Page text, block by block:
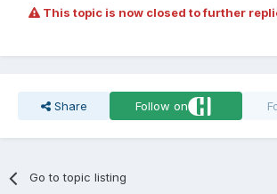
This topic is now closed to further
Share Follow on
Go to topic listing